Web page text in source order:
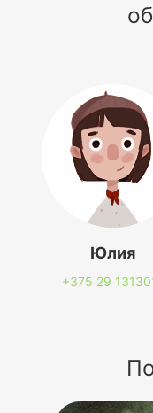
Юлия
+375 29